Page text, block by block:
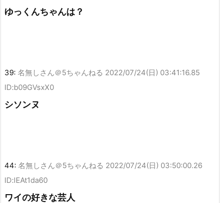
ゆっくんちゃんは？
39: 名無しさん＠5ちゃんねる 2022/07/24(日) 03:41:16.85
ID:b09GVsxX0
シソンヌ
44: 名無しさん＠5ちゃんねる 2022/07/24(日) 03:50:00.26
ID:lEAt1da60
ワイの好きな芸人